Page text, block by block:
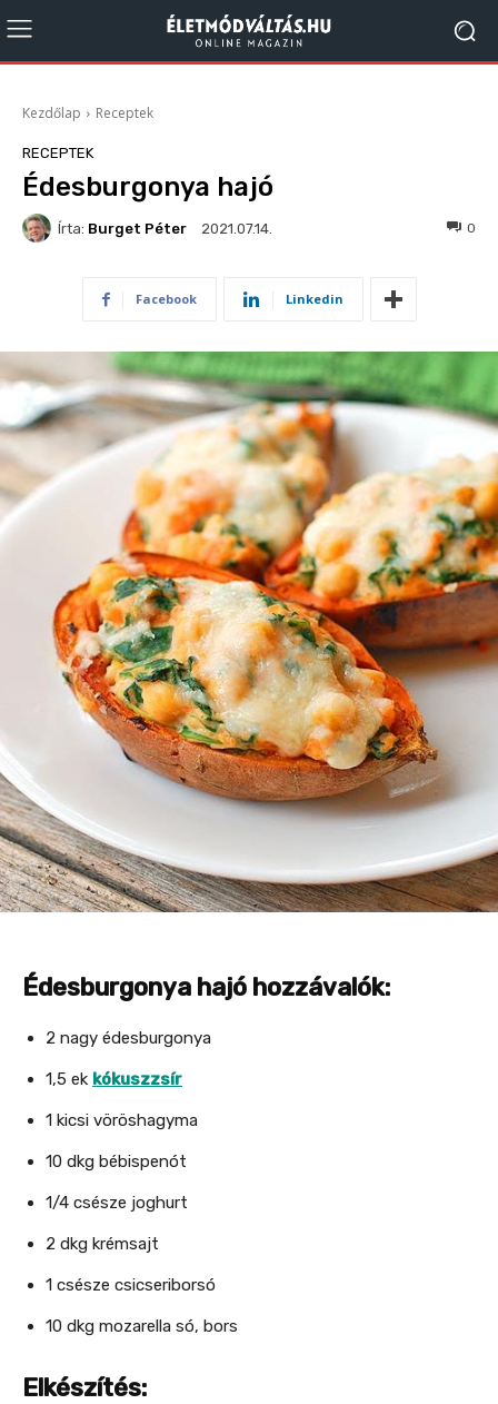
Kezdőlap Receptek
RECEPTEK
Édesburgonya hajó
Írta: Burget Péter 2021.07.14. 0
Facebook Linkedin
Édesburgonya hajó hozzávalók:
2 nagy édesburgonya
1,5 ek kókuszzsír
1 kicsi vöröshagyma
10 dkg bébispenót
1/4 csésze joghurt
2 dkg krémsajt
1 csésze csicseriborsó
10 dkg mozarella só, bors
Elkészítés: